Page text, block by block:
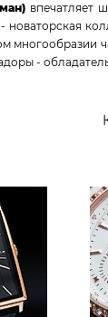
впечатляет
новаторская
многообразии
-